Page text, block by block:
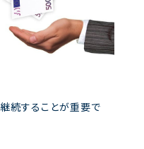
続することが重要で